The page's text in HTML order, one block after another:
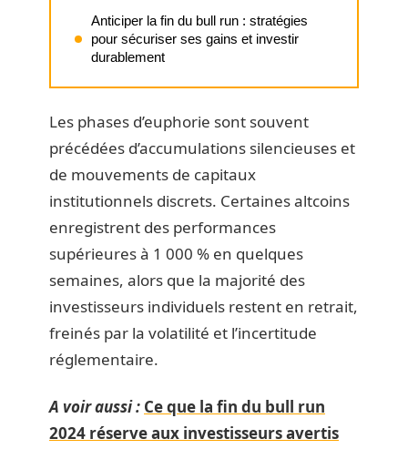
Anticiper la fin du bull run : stratégies
pour sécuriser ses gains et investir
durablement
Les phases d’euphorie sont souvent
précédées d’accumulations silencieuses et
de mouvements de capitaux
institutionnels discrets. Certaines altcoins
enregistrent des performances
supérieures à 1 000 % en quelques
semaines, alors que la majorité des
investisseurs individuels restent en retrait,
freinés par la volatilité et l’incertitude
réglementaire.
A voir aussi : Ce que la fin du bull run
2024 réserve aux investisseurs avertis